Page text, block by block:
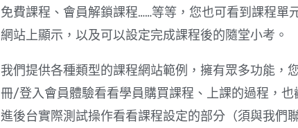
免費課程、會員解鎖課程……等等，您也可看到課程單
網站上顯示，以及可以設定完成課程後的隨堂小考。
我們提供各種類型的課程網站範例，擁有眾多功能，
冊/登入會員體驗看看學員購買課程、上課的過程，也
進後台實際測試操作看看課程設定的部分（須與我們